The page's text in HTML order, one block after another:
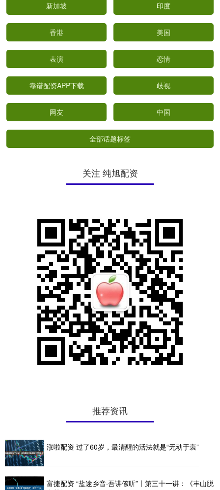
新加坡 印度
香港 美国
表演 恋情
靠谱配资APP下载 歧视
网友 中国
全部话题标签
关注 纯旭配资
推荐资讯
涨啦配资 过了60岁，最清醒的活法就是“无动于衷”
富捷配资 “盐途乡音·吾讲倷听”丨第三十一讲：《丰山脱